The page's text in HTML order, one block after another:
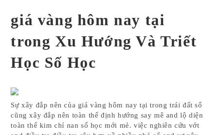
giá vàng hôm nay tại
trong Xu Hướng Và Triết
Học Số Học
Sự xây đắp nên của giá vàng hôm nay tại trong trái đất số
cũng xây đắp nên toàn thể định hướng say mê and lộ diện
toàn thể kim chỉ nan số học mới mẻ. việc nghiên cứu vớt